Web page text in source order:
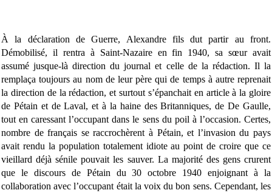
À la déclaration de Guerre, Alexandre fils dut partir au front.
Démobilisé, il rentra à Saint-Nazaire en fin 1940, sa sœur avait
assumé jusque-là direction du journal et celle de la rédaction. Il la
remplaça toujours au nom de leur père qui de temps à autre reprenait
la direction de la rédaction, et surtout s’épanchait en article à la gloire
de Pétain et de Laval, et à la haine des Britanniques, de De Gaulle,
tout en caressant l’occupant dans le sens du poil à l’occasion. Certes,
nombre de français se raccrochèrent à Pétain, et l’invasion du pays
avait rendu la population totalement idiote au point de croire que ce
vieillard déjà sénile pouvait les sauver. La majorité des gens crurent
que le discours de Pétain du 30 octobre 1940 enjoignant à la
collaboration avec l’occupant était la voix du bon sens. Cependant, les